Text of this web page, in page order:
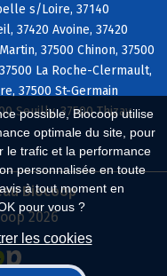
possible, Biocoop utilise
optimale du site, pour
le trafic et la performance
personnalisée en toute
à tout moment en
pour vous ?
les cookies
s/Loire, 37140
37420 Avoine, 37420
37500 Chinon, 37500
La Roche-Clermault,
37500 St-Germain
Seuilly, 37500 Thizay,
Biocoop
2026